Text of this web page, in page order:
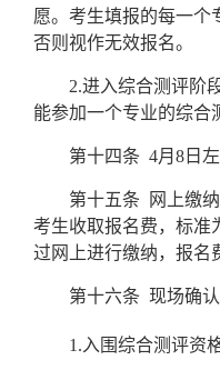
愿。考生填报的每一个
否则视作无效报名。
2.进入综合测评阶
能参加一个专业的综合
第十四条 4月 8 日
第十五条
网上缴
考生收取报名费，标准
过网上进行缴纳， 报名
第十六条 现场确认
1. 入围综合测评资